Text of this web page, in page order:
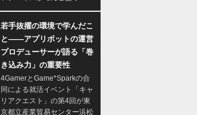
若手抜擢の環境で学んだこ
と――アプリボットの運営
プロデューサーが語る「巻
き込み力」の重要性
4GamerとGame*Sparkの合
同による就活イベント「キャ
リアクエスト」の第4回が東
京都立産業貿易センター浜松